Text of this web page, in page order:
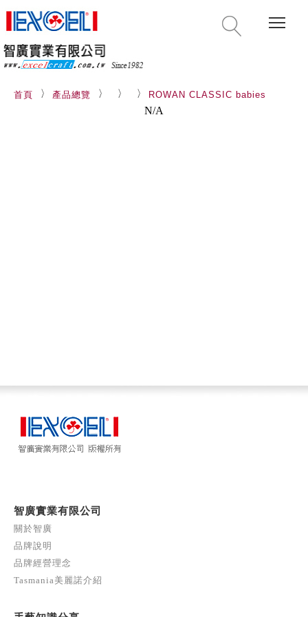
首頁 產品總覽 ROWAN CLASSIC babies
N/A
智廣實業有限公司
關於智廣
品牌說明
品牌經營理念
Tasmania美麗諾介紹